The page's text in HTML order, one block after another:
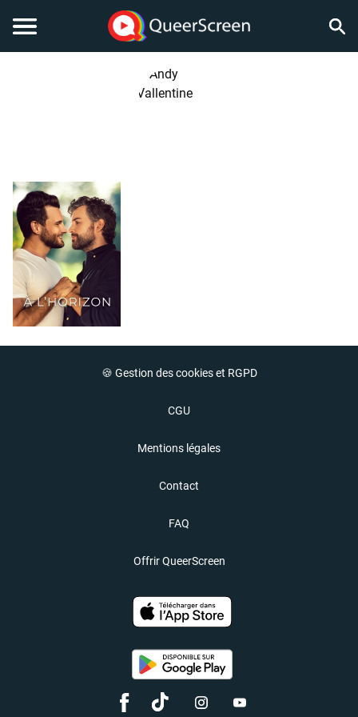
🍪 Gestion des cookies et RGPD
CGU
Mentions légales
Contact
FAQ
Offrir QueerScreen